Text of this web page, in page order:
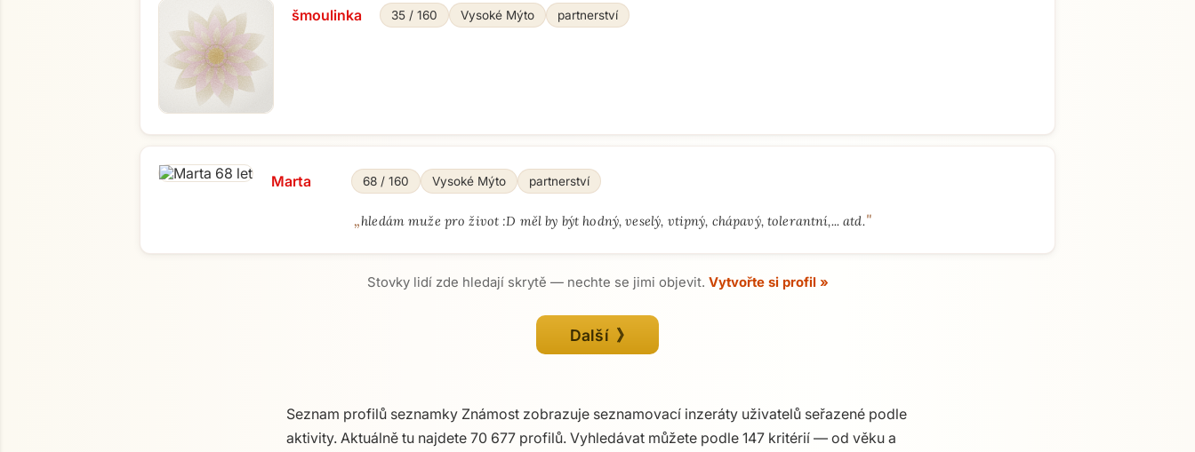
šmoulinka 35 / 160 Vysoké Mýto partnerství
Marta 68 / 160 Vysoké Mýto partnerství
„hledám muže pro život :D měl by být hodný, veselý, vtipný, chápavý, tolerantní,... atd."
Stovky lidí zde hledají skrytě — nechte se jimi objevit. Vytvořte si profil »
Další 》
Seznam profilů seznamky Známost zobrazuje seznamovací inzeráty uživatelů seřazené podle
aktivity. Aktuálně tu najdete 70 677 profilů. Vyhledávat můžete podle 147 kritérií — od věku a